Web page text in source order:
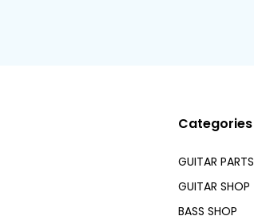
Categories
GUITAR PARTS
GUITAR SHOP
BASS SHOP